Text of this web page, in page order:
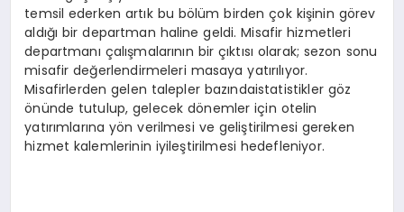
temsil ederken artık bu bölüm birden çok kişinin görev
aldığı bir departman haline geldi. Misafir hizmetleri
departmanı çalışmalarının bir çıktısı olarak; sezon sonu
misafir değerlendirmeleri masaya yatırılıyor.
Misafirlerden gelen talepler bazındaistatistikler göz
önünde tutulup, gelecek dönemler için otelin
yatırımlarına yön verilmesi ve geliştirilmesi gereken
hizmet kalemlerinin iyileştirilmesi hedefleniyor.